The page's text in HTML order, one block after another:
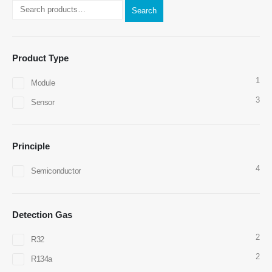
Search
Product Type
Module 1
Sensor 3
Principle
Semiconductor 4
Detection Gas
R32 2
R134a 2
Nós conversamos